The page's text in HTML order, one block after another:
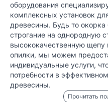
оборудования
комплексных установок
древесины. Будь то окорка
строгание на однородную
высококачественную щепу
опилки, мы можем
индивидуальные услуги,
потребности в
древесины.
Прочитать